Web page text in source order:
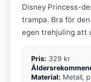
Disney Princess-
trampa. Bra för
egen trehjuling att
Pris: 329 kr
Material: Metall,